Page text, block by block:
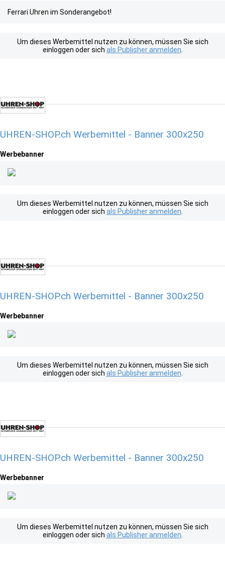
Ferrari Uhren im Sonderangebot!
Um dieses Werbemittel nutzen zu können, müssen Sie sich
einloggen oder sich als Publisher anmelden
UHREN-SHOP.ch Werbemittel - Banner 300x250
Werbebanner
Um dieses Werbemittel nutzen zu können, müssen Sie sich
einloggen oder sich als Publisher anmelden
UHREN-SHOP.ch Werbemittel - Banner 300x250
Werbebanner
Um dieses Werbemittel nutzen zu können, müssen Sie sich
einloggen oder sich als Publisher anmelden
UHREN-SHOP.ch Werbemittel - Banner 300x250
Werbebanner
Um dieses Werbemittel nutzen zu können, müssen Sie sich
einloggen oder sich als Publisher anmelden